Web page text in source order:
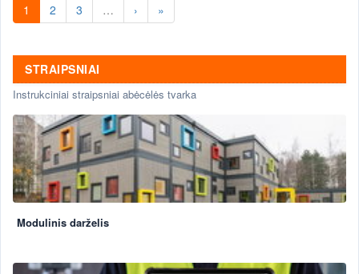
1 2 3 … › »
STRAIPSNIAI
Instrukciniai straipsniai abėcėlės tvarka
Modulinis darželis